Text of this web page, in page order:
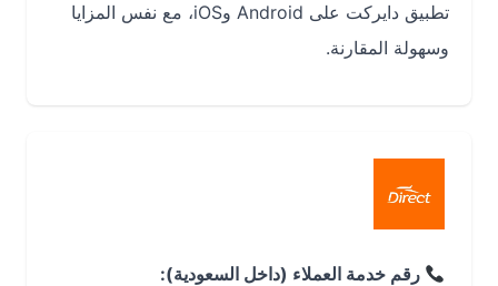
تطبيق دايركت على Android وiOS، مع نفس المزايا
وسهولة المقارنة.
رقم خدمة العملاء (داخل السعودية):